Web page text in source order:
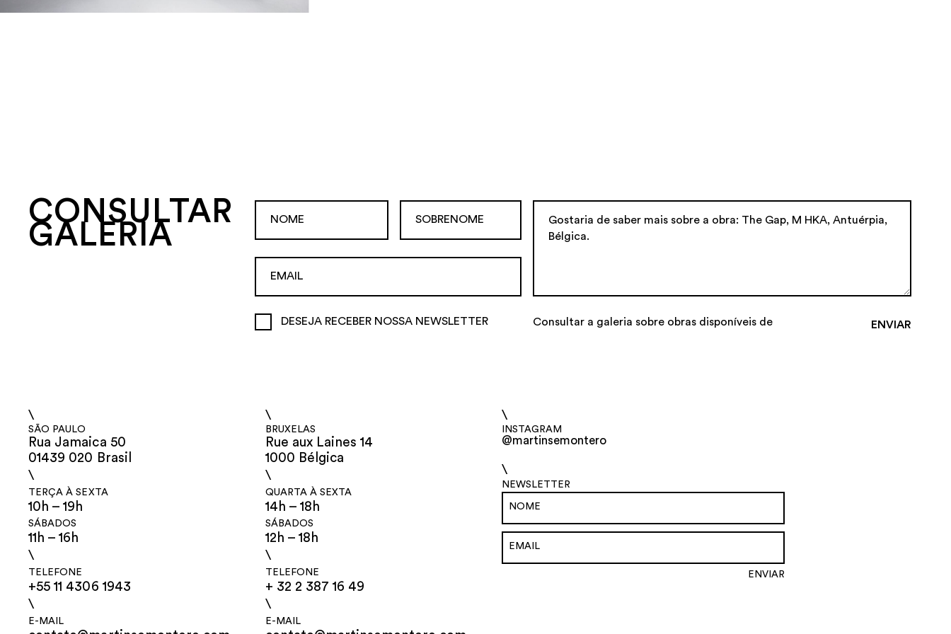
CONSULTAR
GALERIA
DESEJA RECEBER NOSSA NEWSLETTER Consultar a galeria sobre obras disponíveis de
\
SÃO PAULO
Rua Jamaica 50
01439 020 Brasil
\
TERÇA À SEXTA
10h – 19h
SÁBADOS
11h – 16h
\
TELEFONE
+55 11 4306 1943
\
E-MAIL
\
BRUXELAS
Rue aux Laines 14
1000 Bélgica
\
QUARTA À SEXTA
14h – 18h
SÁBADOS
12h – 18h
\
TELEFONE
+ 32 2 387 16 49
\
E-MAIL
\
INSTAGRAM
@martinsemontero
\
NEWSLETTER